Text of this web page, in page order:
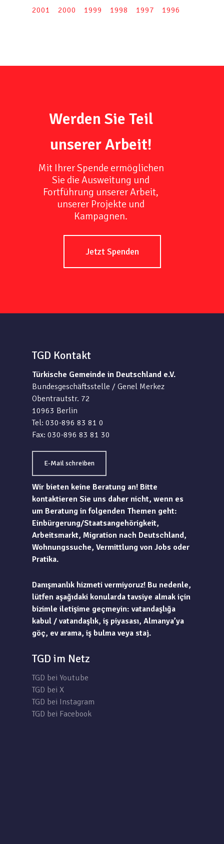
2001
2000 1999 1998 1997 1996
Werden Sie Teil
unserer Arbeit!
Mit Ihrer Spende ermöglichen
Sie die Ausweitung und
Fortführung unserer Arbeit,
unserer Projekte und
Kampagnen.
Jetzt Spenden
TGD Kontakt
Türkische Gemeinde in Deutschland e.V.
Bundesgeschäftsstelle / Genel Merkez
Obentrautstr. 72
10963 Berlin
Tel: 030-896 83 81 0
Fax: 030-896 83 81 30
E-Mail schreiben
Wir bieten keine Beratung an! Bitte
kontaktieren Sie uns daher nicht, wenn es
um Beratung in folgenden Themen geht:
Einbürgerung/Staatsangehörigkeit,
Arbeitsmarkt, Migration nach Deutschland,
Wohnungssuche, Vermittlung von Jobs oder
Pratika.
Danışmanlık hizmeti vermiyoruz! Bu nedenle,
lütfen aşağıdaki konularda tavsiye almak için
bizimle iletişime geçmeyin: vatandaşlığa
kabul / vatandaşlık, iş piyasası, Almanya’ya
göç, ev arama, iş bulma veya staj.
TGD im Netz
TGD bei Youtube
TGD bei X
TGD bei Instagram
TGD bei Facebook